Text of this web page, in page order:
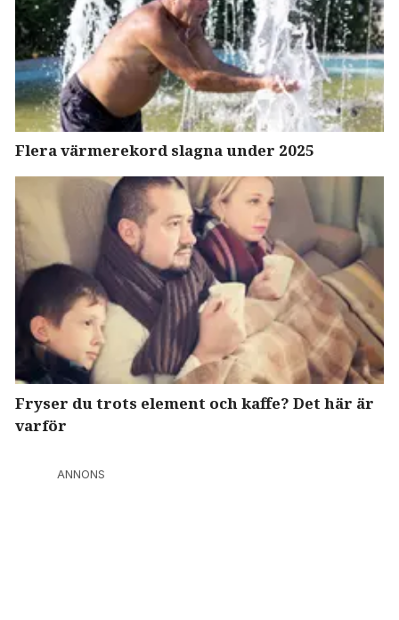
Flera värmerekord slagna under 2025
Fryser du trots element och kaffe? Det här är
varför
ANNONS